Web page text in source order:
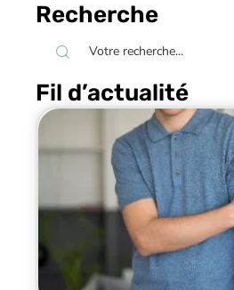
Recherche
Fil d’actualité